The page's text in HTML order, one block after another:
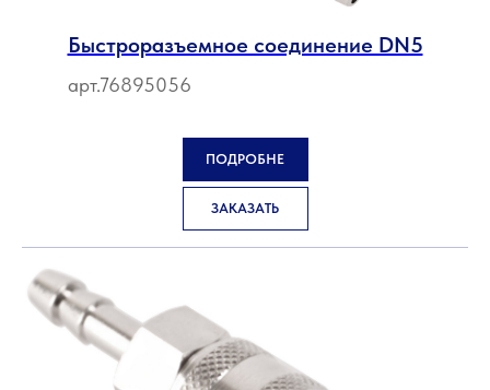
Быстроразъемное соединение DN5
арт.76895056
ПОДРОБНЕ
ЗАКАЗАТЬ